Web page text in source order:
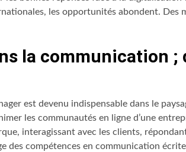
les opportunités abondent. Des
la communication
est devenu indispensable dans le
les communautés en ligne d’une
interagissant avec les clients,
des compétences en communication